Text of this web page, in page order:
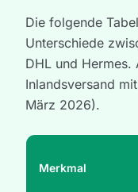
Die folgende
Unterschiede
DHL und Hermes.
Inlandsversand
März 2026).
Merkmal